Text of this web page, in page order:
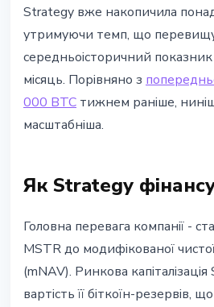
Strategy вже накопичила
утримуючи темп, що
середньоісторичний
місяць. Порівняно з
000 BTC тижнем раніше,
масштабніша.
Як Strategy
Головна перевага компанії -
MSTR до модифікованої
(mNAV). Ринкова
вартість її біткоїн-резервів,